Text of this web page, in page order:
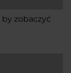
by zobaczyć